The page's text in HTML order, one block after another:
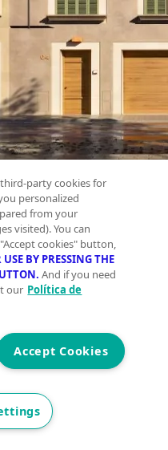
party cookies for
personalized
from your
visited). You can
cookies" button,
BY PRESSING THE
And if you need
our Política de
Accept Cookies